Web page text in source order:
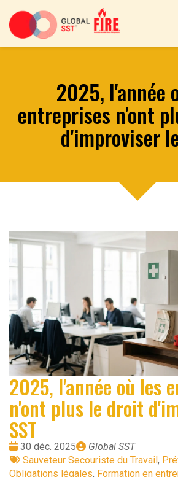
2025, l'année
entreprises n'ont
d'improviser
2025, l'année où les
n'ont plus le droit
SST
Date
:
30 déc. 2025
Publié
par
Global SST
Tags
:
Sauveteur Secouriste du Travail,
Obligations légales, Formation en